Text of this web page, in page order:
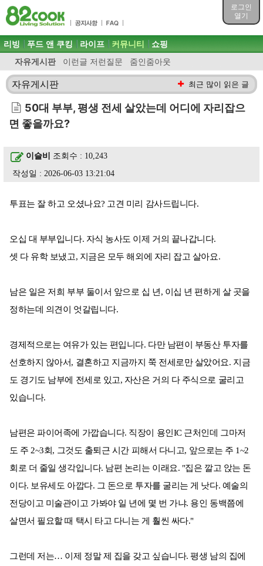
로그인
열기
목차
주메뉴 바로가기
컨텐츠 바로가기
검색 바로가기
로그인 바로가기
주메뉴
리빙 푸드 앤 쿠킹 라이프 커뮤니티
자유게시판 이런글 저런질문 줌인줌아웃
쇼핑
자유게시판 최근 많이 읽은 글
50대 부부, 평생 전세 살았는데 어디에 자리잡으
면 좋을까요?
이슬비
조회수 : 10,243
작성일 : 2026-06-03 13:21:04
투표는 잘 하고 오셨나요? 고견 미리 감사드립니다.
오십 대 부부입니다. 자식 농사도 이제 거의 끝나갑니다.
셋 다 유학 보냈고, 지금은 모두 해외에 자리 잡고 살아요.
남은 일은 저희 부부 둘이서 앞으로 십 년, 이십 년 편하게 살 곳을
정하는데 의견이 엇갈립니다.
경제적으로는 여유가 있는 편입니다. 다만 남편이 부동산 투자를
선호하지 않아서, 결혼하고 지금까지 쭉 전세로만 살았어요. 지금
도 경기도 남부에 전세로 있고, 자산은 거의 다 주식으로 굴리고
있습니다.
남편은 파이어족에 가깝습니다. 직장이 용인IC 근처인데 그마저
도 주 2~3회, 그것도 출퇴근 시간 피해서 다니고, 앞으로는 주 1~2
회로 더 줄일 생각입니다. 남편 논리는 이래요. "집은 깔고 앉는 돈
이다. 보유세도 아깝다. 그 돈으로 투자를 굴리는 게 낫다. 예술의
전당이고 미술관이고 가봐야 일 년에 몇 번 가냐. 용인 동백쯤에
살면서 필요할 때 택시 타고 다니는 게 훨씬 싸다."
그런데 저는… 이제 정말 제 집을 갖고 싶습니다. 평생 남의 집에